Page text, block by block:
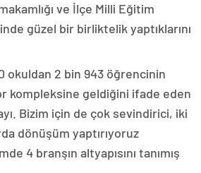
ve İlçe Milli Eğitim
güzel bir birliktelik yaptıklarını
okuldan 2 bin 943 öğrencinin
kompleksine geldiğini ifade eden
Bizim için de çok sevindirici, iki
dönüşüm yaptırıyoruz
4 branşın altyapısını tanımış